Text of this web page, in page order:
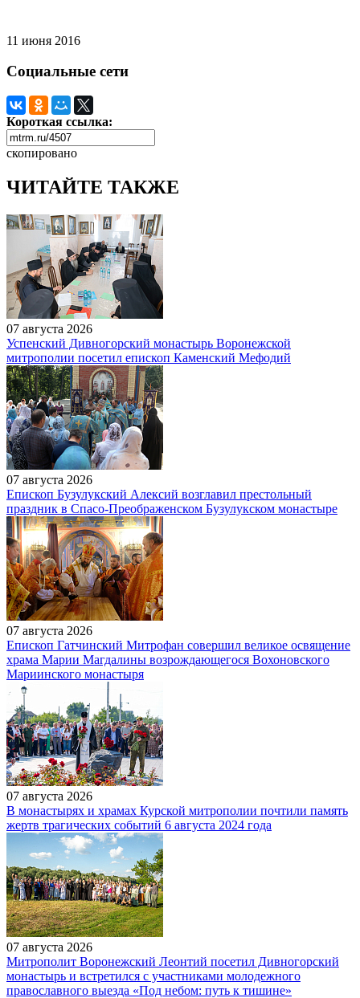
11 июня 2016
Социальные сети
Короткая ссылка:
скопировано
ЧИТАЙТЕ ТАКЖЕ
07 августа 2026
Успенский Дивногорский монастырь Воронежской
митрополии посетил епископ Каменский Мефодий
07 августа 2026
Епископ Бузулукский Алексий возглавил престольный
праздник в Спасо-Преображенском Бузулукском монастыре
07 августа 2026
Епископ Гатчинский Митрофан совершил великое освящение
храма Марии Магдалины возрождающегося Вохоновского
Мариинского монастыря
07 августа 2026
В монастырях и храмах Курской митрополии почтили память
жертв трагических событий 6 августа 2024 года
07 августа 2026
Митрополит Воронежский Леонтий посетил Дивногорский
монастырь и встретился с участниками молодежного
православного выезда «Под небом: путь к тишине»